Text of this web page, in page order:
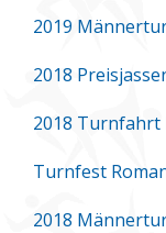
2019
2018
2018 Turnfahrt
Turnfest
2018